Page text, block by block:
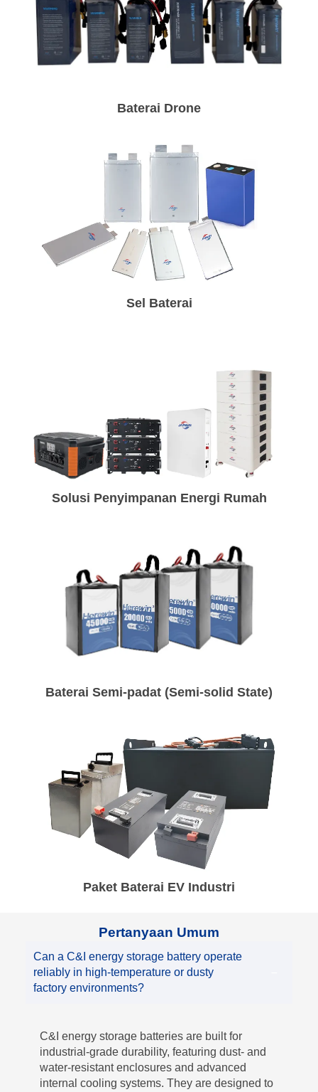
Baterai Drone
Sel Baterai
Solusi Penyimpanan Energi Rumah
Baterai Semi-padat (Semi-solid State)
Paket Baterai EV Industri
Pertanyaan Umum
Can a C&I energy storage battery operate
reliably in high-temperature or dusty
factory environments?
C&I energy storage batteries are built for
industrial-grade durability, featuring dust- and
water-resistant enclosures and advanced
internal cooling systems. They are designed to